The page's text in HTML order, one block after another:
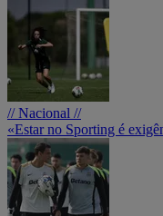
// Nacional //
«Estar no Sporting é